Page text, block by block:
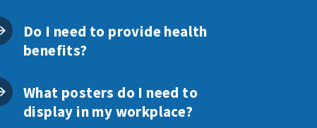
Do I need to provide health
benefits?
What posters do I need to
display in my workplace?